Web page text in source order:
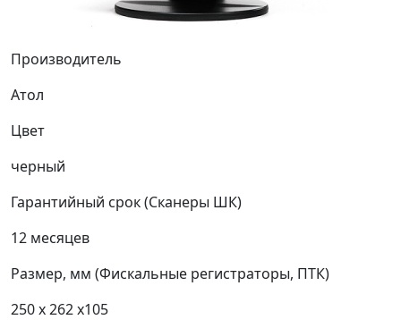
Производитель
Атол
Цвет
черный
Гарантийный срок (Сканеры ШК)
12 месяцев
Размер, мм (Фискальные регистраторы, ПТК)
250 х 262 х105